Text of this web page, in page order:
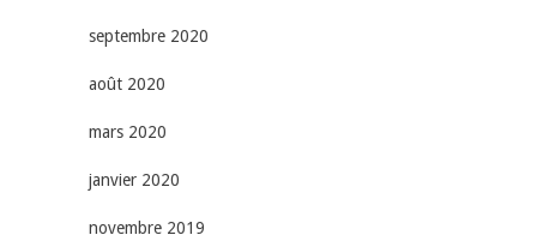
septembre 2020
août 2020
mars 2020
janvier 2020
novembre 2019